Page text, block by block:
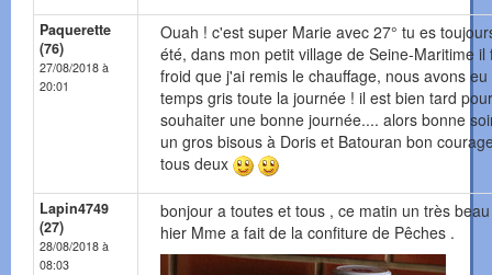
Paquerette
(76)
27/08/2018 à
20:01
Ouah ! c'est super Marie avec 27° tu es
été, dans mon petit village de Seine-Maritime il
froid que j'ai remis le chauffage, nous avons eu
temps gris toute la journée ! il est bien tard
souhaiter une bonne journée.... alors bonne
un gros bisous à Doris et Batouran bon
tous deux
Lapin4749
(27)
28/08/2018 à
08:03
bonjour a toutes et tous , ce matin un très
hier Mme a fait de la confiture de Pêches .